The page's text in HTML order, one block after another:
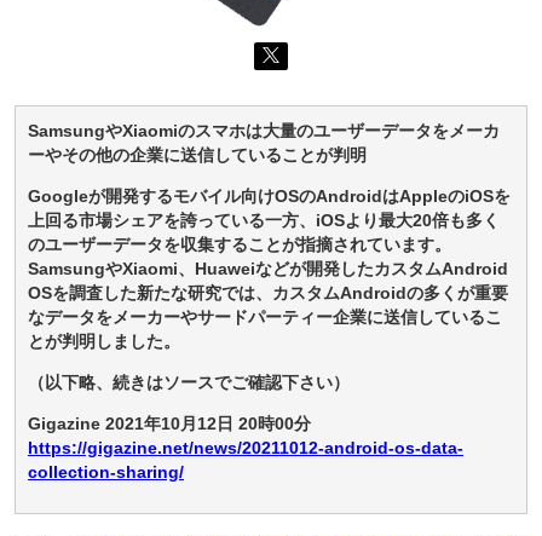
SamsungやXiaomiのスマホは大量のユーザーデータをメーカ
ーやその他の企業に送信していることが判明
Googleが開発するモバイル向けOSのAndroidはAppleのiOSを
上回る市場シェアを誇っている一方、iOSより最大20倍も多く
のユーザーデータを収集することが指摘されています。
SamsungやXiaomi、Huaweiなどが開発したカスタムAndroid
OSを調査した新たな研究では、カスタムAndroidの多くが重要
なデータをメーカーやサードパーティー企業に送信しているこ
とが判明しました。
（以下略、続きはソースでご確認下さい）
Gigazine 2021年10月12日 20時00分
https://gigazine.net/news/20211012-android-os-data-
collection-sharing/